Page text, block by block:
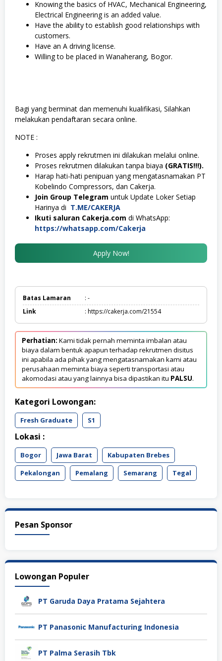
Knowing the basics of HVAC, Mechanical Engineering,
Electrical Engineering is an added value.
Have the ability to establish good relationships with
customers.
Have an A driving license.
Willing to be placed in Wanaherang, Bogor.
Bagi yang berminat dan memenuhi kualifikasi, Silahkan
melakukan pendaftaran secara online.
NOTE :
Proses apply rekrutmen ini dilakukan melalui online.
Proses rekrutmen dilakukan tanpa biaya (GRATIS!!!).
Harap hati-hati penipuan yang mengatasnamakan PT
Kobelindo Compressors, dan Cakerja.
Join Group Telegram untuk Update Loker Setiap
Harinya di T.ME/CAKERJA
Ikuti saluran Cakerja.com di WhatsApp:
https://whatsapp.com/Cakerja
Apply Now!
Batas Lamaran
: -
Link
: https://cakerja.com/21554
Perhatian: Kami tidak pernah meminta imbalan atau
biaya dalam bentuk apapun terhadap rekrutmen disitus
ini apabila ada pihak yang mengatasnamakan kami atau
perusahaan meminta biaya seperti transportasi atau
akomodasi atau yang lainnya bisa dipastikan itu PALSU.
Kategori Lowongan:
Fresh Graduate S1
Lokasi :
Bogor Jawa Barat
Kabupaten Brebes
Pekalongan
Pemalang Semarang Tegal
Pesan Sponsor
Lowongan Populer
PT Garuda Daya Pratama Sejahtera
PT Panasonic Manufacturing Indonesia
PT Palma Serasih Tbk